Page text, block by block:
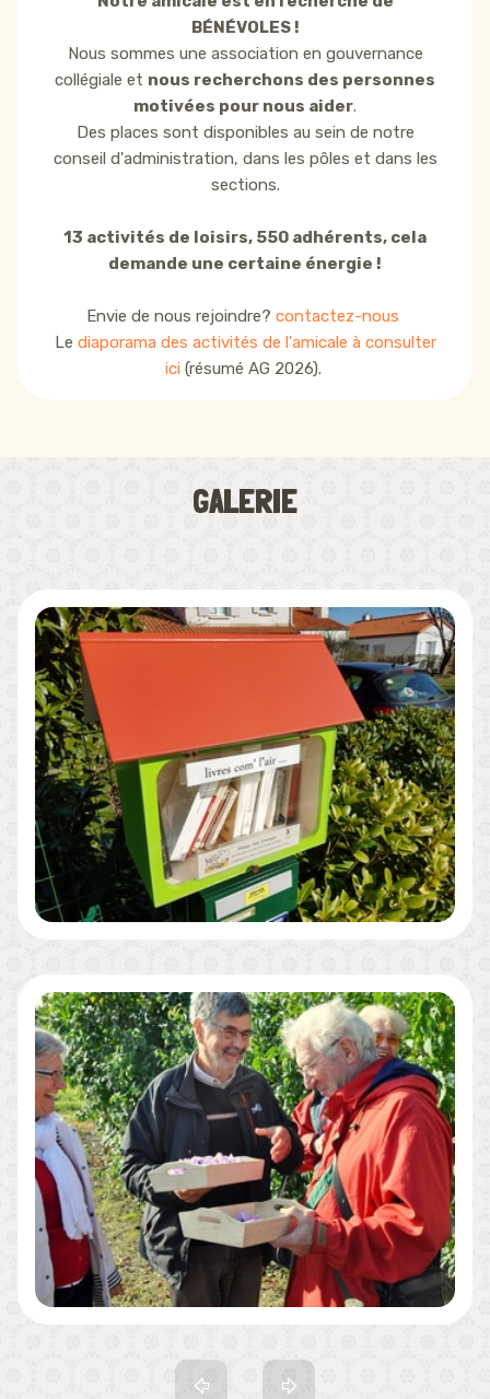
BÉNÉVOLES !
Nous sommes une association en gouvernance
collégiale et nous recherchons des personnes
motivées pour nous aider.
Des places sont disponibles au sein de notre
conseil d'administration, dans les pôles et dans les
sections.
13 activités de loisirs, 550 adhérents, cela
demande une certaine énergie !
Envie de nous rejoindre? contactez-nous
Le diaporama des activités de l'amicale à consulter
ici(résumé AG 2026).
GALERIE